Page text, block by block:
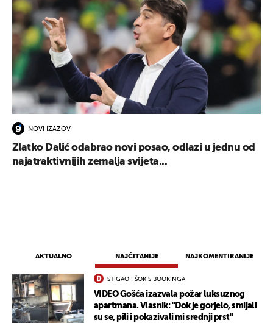
AKTUALNO NAJČITANIJE NAJKOMENTIRANIJE
STIGAO I ŠOK S BOOKINGA
VIDEO Gošća izazvala požar luksuznog
apartmana. Vlasnik: "Dok je gorjelo, smijali
su se, pili i pokazivali mi srednji prst"
NOVI IZAZOV
Zlatko Dalić odabrao novi posao, odlazi u jednu od
najatraktivnijih zemalja svijeta...